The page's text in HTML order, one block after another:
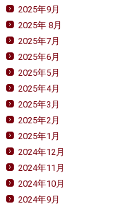
2025年9月
2025年 8月
2025年7月
2025年6月
2025年5月
2025年4月
2025年3月
2025年2月
2025年1月
2024年12月
2024年11月
2024年10月
2024年9月